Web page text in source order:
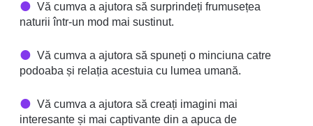
Vă cumva a ajutora să surprindeți frumusețea
naturii într-un mod mai sustinut.
Vă cumva a ajutora să spuneți o minciuna catre
podoaba și relația acestuia cu lumea umană.
Vă cumva a ajutora să creați imagini mai
interesante și mai captivante din a apuca de